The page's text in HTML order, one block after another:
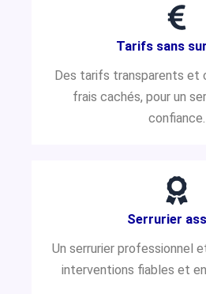
Tarifs sans
Des tarifs transparents et
frais cachés, pour un
confiance.
Serrurier
Un serrurier professionnel
interventions fiables et